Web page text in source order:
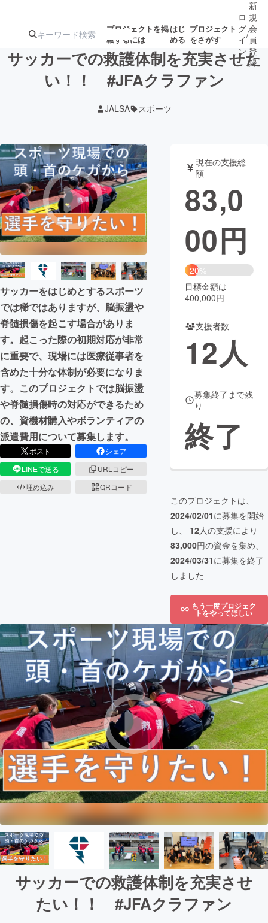
プロジェクトを掲
載するには
はじ
める
プロジェクト
をさがす
ジェクト
ロジェクト
アート・写真 音楽
テクノロジー・ガジェット ゲーム・
映像・映画 書籍・雑誌
ビジネス・起業 チャレンジ
まちづくり・地域活性化
CAMPFIRE for Social Good
CAMPFIRE Creation
CAMPFIREふるさと納税machi-ya コミュニティ
ロ
グ
イ
ン
/
新
規
会
員
登
録
サッカーでの救護体制を充実させた
い！！ #JFAクラファン
JALSA スポーツ
サッカーをはじめとするスポーツ
では稀ではありますが、脳振盪や
脊髄損傷を起こす場合がありま
す。起こった際の初期対応が非常
に重要で、現場には医療従事者を
含めた十分な体制が必要になりま
す。このプロジェクトでは脳振盪
や脊髄損傷時の対応ができるため
の、資機材購入やボランティアの
派遣費用について募集します。
ポスト
シェア
LINEで送る
URLコピー
埋め込み
QRコード
現在の支援総
額
83,0
00円
20%
目標金額は
400,000円
支援者数
12人
募集終了まで残
り
終了
このプロジェクトは、
2024/02/01に募集を開始
し、 12人の支援により
83,000円の資金を集め、
2024/03/31に募集を終了
しました
もう一度プロジェク
トをやってほしい
サッカーでの救護体制を充実させ
たい！！ #JFAクラファン